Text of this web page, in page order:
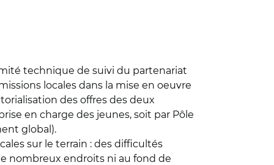
technique de suivi du partenariat
locales dans la mise en oeuvre
des offres des deux
en charge des jeunes, soit par Pôle
global).
sur le terrain : des difficultés
nombreux endroits ni au fond de